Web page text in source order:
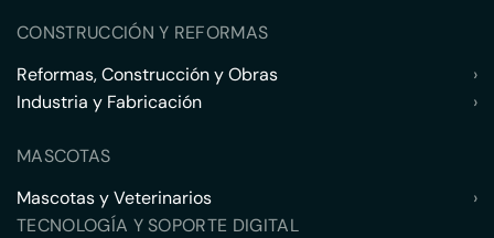
CONSTRUCCIÓN Y REFORMAS
Reformas, Construcción y Obras
›
Industria y Fabricación
›
MASCOTAS
Mascotas y Veterinarios
›
TECNOLOGÍA Y SOPORTE DIGITAL